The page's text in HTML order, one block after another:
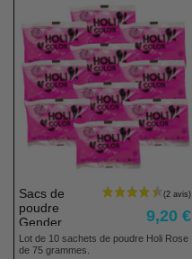
Sacs de
poudre
Gender
Reveal Rose
- 10 x 75g
9,20 €
Lot de 10 sachets de poudre Holi Rose
de 75 grammes.